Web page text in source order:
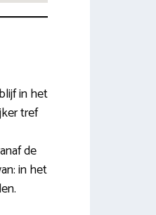
in het
tref
de
in het